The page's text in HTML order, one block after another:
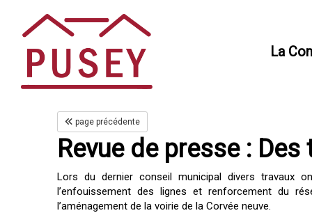
La
page précédente
Revue de presse :
Lors du dernier conseil municipal divers travaux
l’enfouissement des lignes et renforcement du
l’aménagement de la voirie de la Corvée neuve.